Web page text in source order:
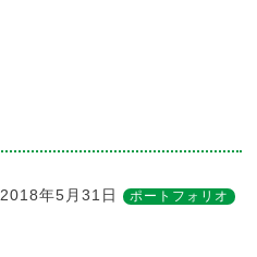
2018年5月31日 ポートフォリオ